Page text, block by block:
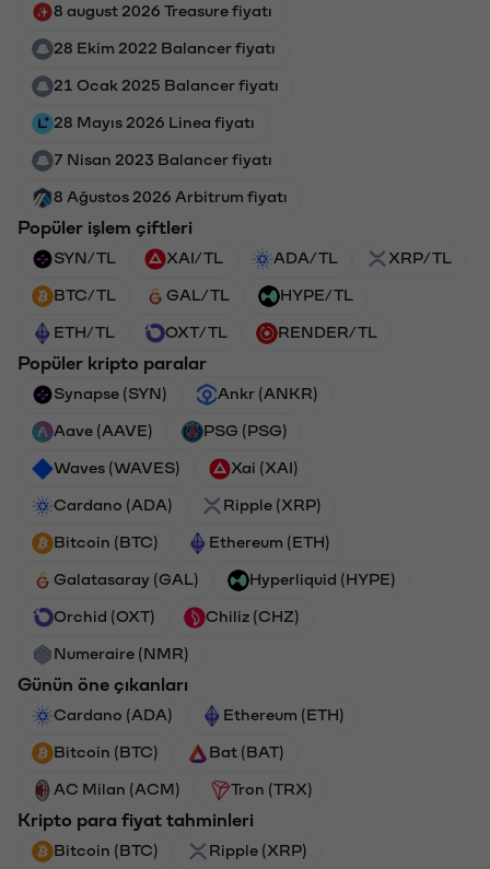
8 august 2026 Treasure fiyatı
28 Ekim 2022 Balancer fiyatı
21 Ocak 2025 Balancer fiyatı
28 Mayıs 2026 Linea fiyatı
7 Nisan 2023 Balancer fiyatı
8 Ağustos 2026 Arbitrum fiyatı
Popüler işlem çiftleri
SYN/TL XAI/TL ADA/TL XRP/TL
BTC/TL GAL/TL HYPE/TL
ETH/TL OXT/TL RENDER/TL
Popüler kripto paralar
Synapse (SYN) Ankr (ANKR)
Aave (AAVE) PSG (PSG)
Waves (WAVES) Xai (XAI)
Cardano (ADA) Ripple (XRP)
Bitcoin (BTC) Ethereum (ETH)
Galatasaray (GAL) Hyperliquid (HYPE)
Orchid (OXT) Chiliz (CHZ)
Numeraire (NMR)
Günün öne çıkanları
Cardano (ADA) Ethereum (ETH)
Bitcoin (BTC) Bat (BAT)
AC Milan (ACM) Tron (TRX)
Kripto para fiyat tahminleri
Bitcoin (BTC) Ripple (XRP)